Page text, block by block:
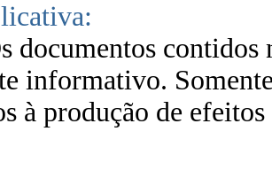
documentos contidos
informativo.
à produção de